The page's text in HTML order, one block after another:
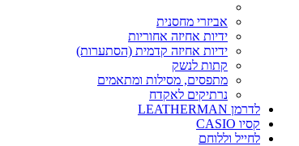
אביזרי מחסנית
ידיות אחיזה אחוריות
ידיות אחיזה קדמית (הסתערות)
קתות לנשק
מתפסים, מסילות ומתאמים
נרתיקים לאקדח
לדרמן LEATHERMAN
קסיו CASIO
לחייל וללוחם